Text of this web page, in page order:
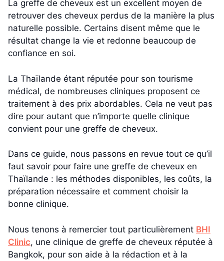
La greffe de cheveux est un excellent moyen de
retrouver des cheveux perdus de la manière la plus
naturelle possible. Certains disent même que le
résultat change la vie et redonne beaucoup de
confiance en soi.
La Thaïlande étant réputée pour son tourisme
médical, de nombreuses cliniques proposent ce
traitement à des prix abordables. Cela ne veut pas
dire pour autant que n’importe quelle clinique
convient pour une greffe de cheveux.
Dans ce guide, nous passons en revue tout ce qu’il
faut savoir pour faire une greffe de cheveux en
Thaïlande : les méthodes disponibles, les coûts, la
préparation nécessaire et comment choisir la
bonne clinique.
Nous tenons à remercier tout particulièrement BHI
Clinic, une clinique de greffe de cheveux réputée à
Bangkok, pour son aide à la rédaction et à la